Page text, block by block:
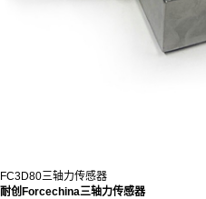
FC3D80三轴力传感器
耐创Forcechina三轴力传感器